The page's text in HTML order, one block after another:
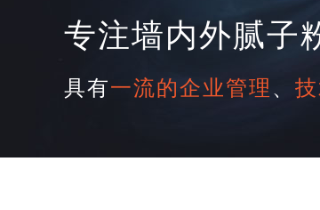
专注墙内外腻子
具有一流的企业管理、